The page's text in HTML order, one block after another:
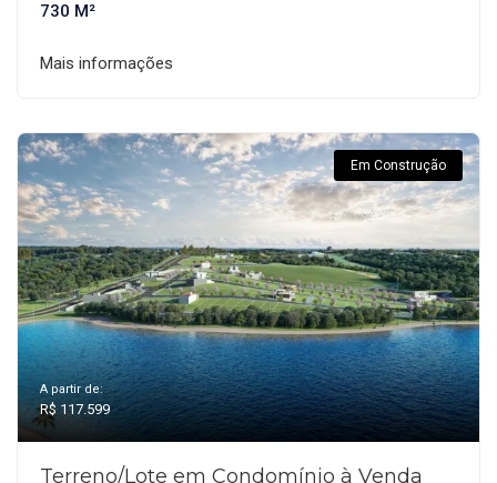
730 M²
Mais informações
Em Construção
A partir de:
R$ 117.599
Terreno/Lote em Condomínio à Venda